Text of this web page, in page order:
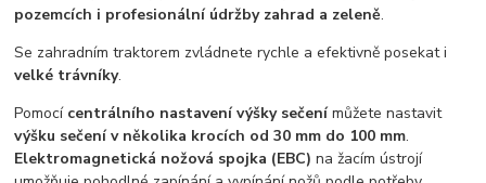
pozemcích i profesionální údržby zahrad a zeleně.
Se zahradním traktorem zvládnete rychle a efektivně posekat i
velké trávníky.
Pomocí centrálního nastavení výšky sečenímůžete nastavit
výšku sečení v několika krocích od 30 mm do 100 mm.
Elektromagnetická nožová spojka (EBC) na žacím ústrojí